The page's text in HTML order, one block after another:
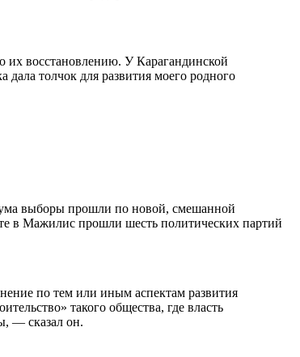
их восстановлению. У Карагандинской
толчок для развития моего родного
выборы прошли по новой, смешанной
в Мажилис прошли шесть политических партий
по тем или иным аспектам развития
такого общества, где власть
— сказал он.